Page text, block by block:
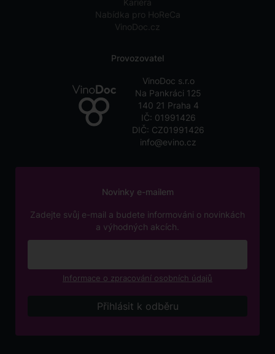
Kariéra
Nabídka pro HoReCa
VinoDoc.cz
Provozovatel
VinoDoc s.r.o
Na Pankráci 125
140 21 Praha 4
IČ: 01991426
DIČ: CZ01991426
info@evino.cz
Novinky e-mailem
Zadejte svůj e-mail a budete informováni o novinkách
a výhodných akcích.
Informace o zpracování osobních údajů